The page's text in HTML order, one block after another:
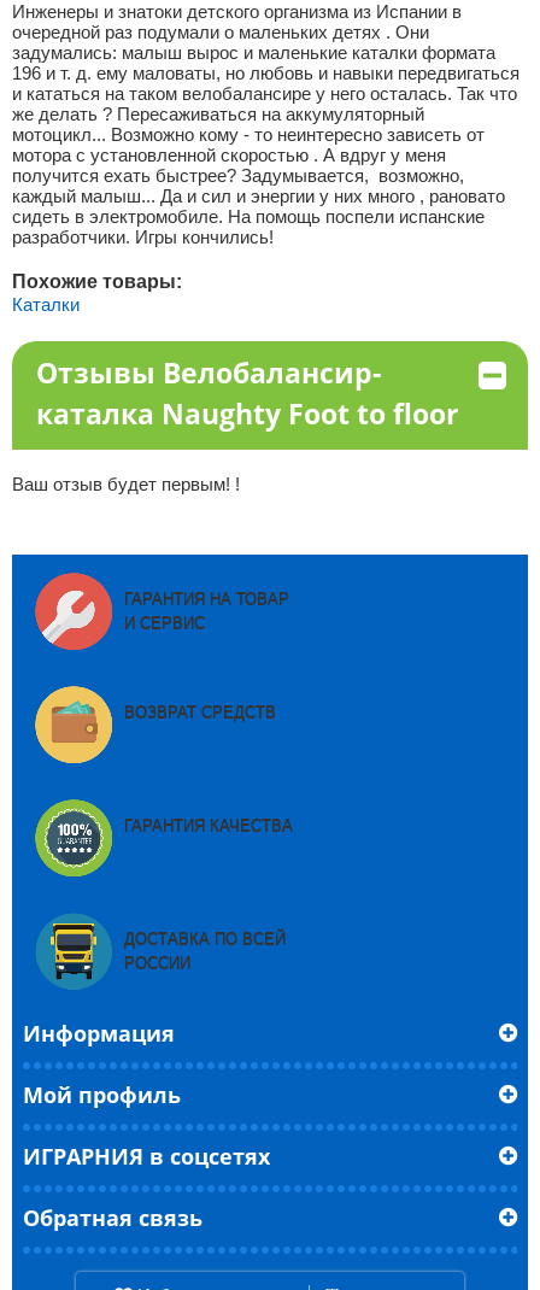
Инженеры и знатоки детского организма из Испании в
очередной раз подумали о маленьких детях . Они
задумались: малыш вырос и маленькие каталки формата
196 и т. д. ему маловаты, но любовь и навыки передвигаться
и кататься на таком велобалансире у него осталась. Так что
же делать ? Пересаживаться на аккумуляторный
мотоцикл... Возможно кому - то неинтересно зависеть от
мотора с установленной скоростью . А вдруг у меня
получится ехать быстрее? Задумывается, возможно,
каждый малыш... Да и сил и энергии у них много , рановато
сидеть в электромобиле. На помощь поспели испанские
разработчики. Игры кончились!
Похожие товары:
Каталки
Отзывы Велобалансир-
каталка Naughty Foot to floor
Ваш отзыв будет первым! !
ГАРАНТИЯ НА ТОВАР
И СЕРВИС
ВОЗВРАТ СРЕДСТВ
ГАРАНТИЯ КАЧЕСТВА
ДОСТАВКА ПО ВСЕЙ
РОССИИ
Информация
Мой профиль
ИГРАРНИЯ в соцсетях
Обратная связь